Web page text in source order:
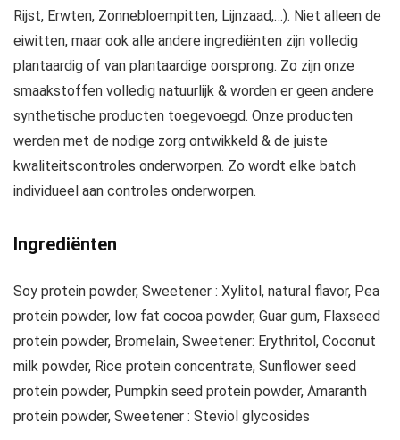
Rijst, Erwten, Zonnebloempitten, Lijnzaad,…). Niet alleen de
eiwitten, maar ook alle andere ingrediënten zijn volledig
plantaardig of van plantaardige oorsprong. Zo zijn onze
smaakstoffen volledig natuurlijk & worden er geen andere
synthetische producten toegevoegd. Onze producten
werden met de nodige zorg ontwikkeld & de juiste
kwaliteitscontroles onderworpen. Zo wordt elke batch
individueel aan controles onderworpen.
Ingrediënten
Soy protein powder, Sweetener : Xylitol, natural flavor, Pea
protein powder, low fat cocoa powder, Guar gum, Flaxseed
protein powder, Bromelain, Sweetener: Erythritol, Coconut
milk powder, Rice protein concentrate, Sunflower seed
protein powder, Pumpkin seed protein powder, Amaranth
protein powder, Sweetener : Steviol glycosides